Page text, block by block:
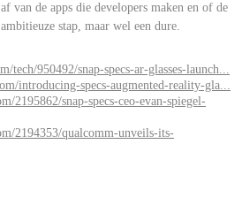
van de apps die developers maken en of de
stap, maar wel een dure.
tech/950492/snap-specs-ar-glasses-launch...
introducing-specs-augmented-reality-gla...
2195862/snap-specs-ceo-evan-spiegel-
2194353/qualcomm-unveils-its-